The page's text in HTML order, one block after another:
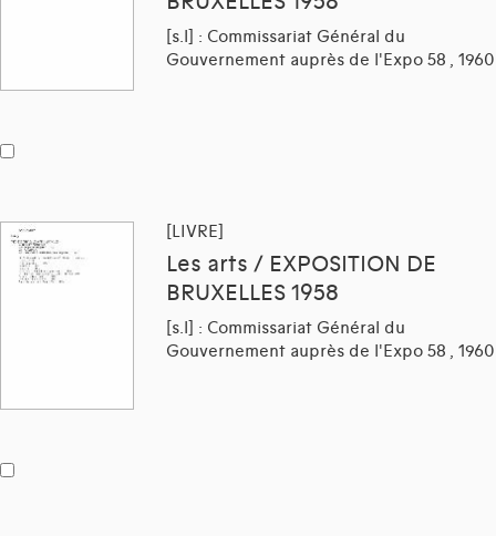
[s.l] : Commissariat Général du
Gouvernement auprès de l'Expo 58 , 1960
[LIVRE]
Les arts / EXPOSITION DE
BRUXELLES 1958
[s.l] : Commissariat Général du
Gouvernement auprès de l'Expo 58 , 1960